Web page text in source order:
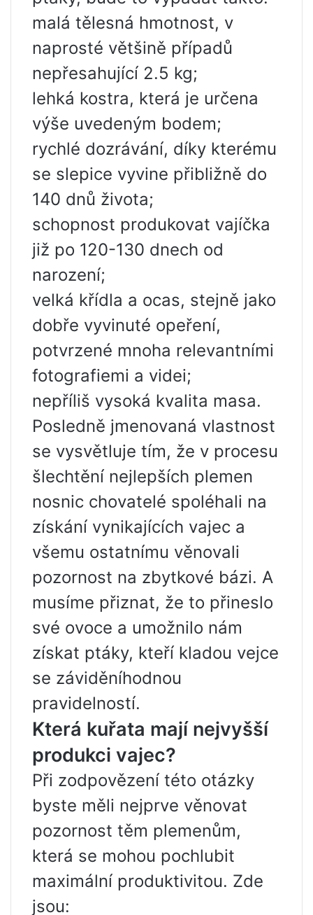
malá tělesná hmotnost, v
naprosté většině případů
nepřesahující 2.5 kg;
lehká kostra, která je určena
výše uvedeným bodem;
rychlé dozrávání, díky kterému
se slepice vyvine přibližně do
140 dnů života;
schopnost produkovat vajíčka
již po 120-130 dnech od
narození;
velká křídla a ocas, stejně jako
dobře vyvinuté opeření,
potvrzené mnoha relevantními
fotografiemi a videi;
nepříliš vysoká kvalita masa.
Posledně jmenovaná vlastnost
se vysvětluje tím, že v procesu
šlechtění nejlepších plemen
nosnic chovatelé spoléhali na
získání vynikajících vajec a
všemu ostatnímu věnovali
pozornost na zbytkové bázi. A
musíme přiznat, že to přineslo
své ovoce a umožnilo nám
získat ptáky, kteří kladou vejce
se záviděníhodnou
pravidelností.
Která kuřata mají nejvyšší
produkci vajec?
Při zodpovězení této otázky
byste měli nejprve věnovat
pozornost těm plemenům,
která se mohou pochlubit
maximální produktivitou. Zde
jsou: